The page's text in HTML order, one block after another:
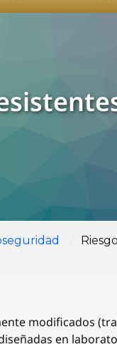
modificados
en